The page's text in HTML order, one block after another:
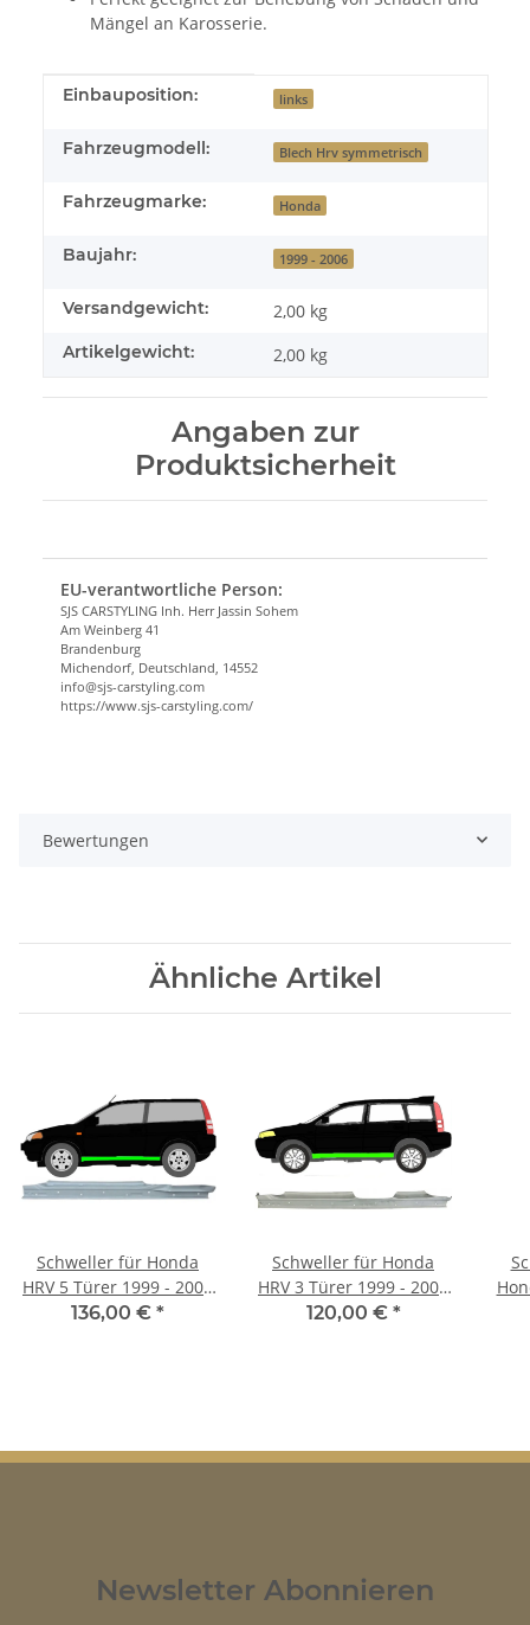
Mängel an Karosserie.
Produkteigenschaft
Wert
Einbauposition: links
Fahrzeugmodell: Blech Hrv symmetrisch
Fahrzeugmarke: Honda
Baujahr: 1999 - 2006
Versandgewicht: 2,00 kg
Artikelgewicht: 2,00 kg
Angaben zur
Produktsicherheit
EU-verantwortliche Person:
SJS CARSTYLING Inh. Herr Jassin Sohem
Am Weinberg 41
Brandenburg
Michendorf, Deutschland, 14552
info@sjs-carstyling.com
https://www.sjs-carstyling.com/
Bewertungen
Ähnliche Artikel
Schweller für Honda
HRV 5 Türer 1999 - 2006
links
136,00 € *
Schweller für Honda
HRV 3 Türer 1999 - 2006
links
120,00 € *
Newsletter Abonnieren